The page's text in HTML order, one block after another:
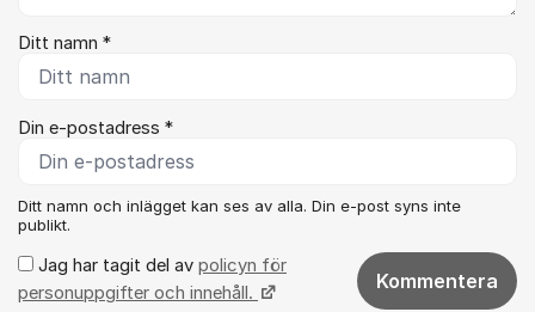
Ditt namn *
Din e-postadress *
Ditt namn och inlägget kan ses av alla. Din e-post syns inte
publikt.
Jag har tagit del av policyn för
personuppgifter och innehåll.
Kommentera